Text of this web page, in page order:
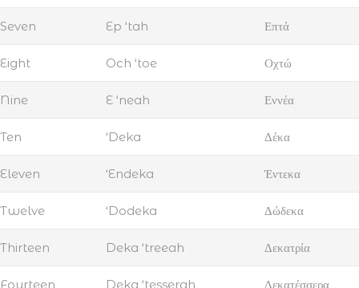
Seven Ep ‘tah Επτά
Eight Och ‘toe Οχτώ
Nine E ‘neah Εννέα
Ten ‘Deka Δέκα
Eleven ‘Endeka Έντεκα
Twelve ‘Dodeka Δώδεκα
Thirteen Deka ‘treeah Δεκατρία
Fourteen Deka ‘tesserah Δεκατέσσερα